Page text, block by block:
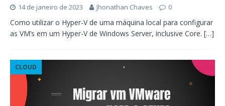
14 de janeiro de 2023 Jhonathan Chaves 0
Como utilizar o Hyper-V de uma máquina local para configurar
as VM’s em um Hyper-V de Windows Server, inclusive Core. […]
CLOUD